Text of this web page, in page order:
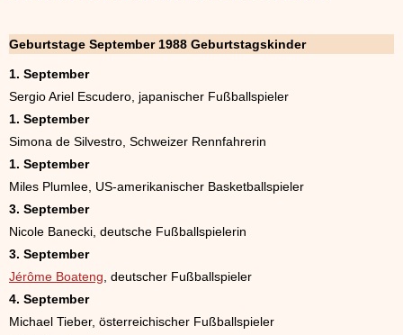
Geburtstage September 1988 Geburtstagskinder
1. September
Sergio Ariel Escudero, japanischer Fußballspieler
1. September
Simona de Silvestro, Schweizer Rennfahrerin
1. September
Miles Plumlee, US-amerikanischer Basketballspieler
3. September
Nicole Banecki, deutsche Fußballspielerin
3. September
Jérôme Boateng , deutscher Fußballspieler
4. September
Michael Tieber, österreichischer Fußballspieler